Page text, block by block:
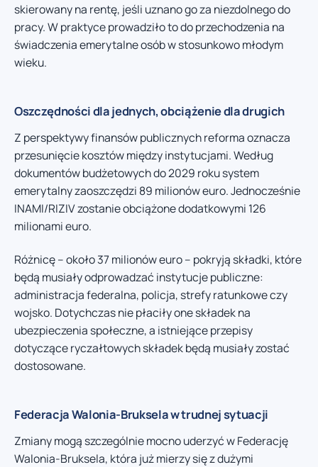
skierowany na rentę, jeśli uznano go za niezdolnego do
pracy. W praktyce prowadziło to do przechodzenia na
świadczenia emerytalne osób w stosunkowo młodym
wieku.
Oszczędności dla jednych, obciążenie dla drugich
Z perspektywy finansów publicznych reforma oznacza
przesunięcie kosztów między instytucjami. Według
dokumentów budżetowych do 2029 roku system
emerytalny zaoszczędzi 89 milionów euro. Jednocześnie
INAMI/RIZIV zostanie obciążone dodatkowymi 126
milionami euro.
Różnicę – około 37 milionów euro – pokryją składki, które
będą musiały odprowadzać instytucje publiczne:
administracja federalna, policja, strefy ratunkowe czy
wojsko. Dotychczas nie płaciły one składek na
ubezpieczenia społeczne, a istniejące przepisy
dotyczące ryczałtowych składek będą musiały zostać
dostosowane.
Federacja Walonia-Bruksela w trudnej sytuacji
Zmiany mogą szczególnie mocno uderzyć w Federację
Walonia-Bruksela, która już mierzy się z dużymi